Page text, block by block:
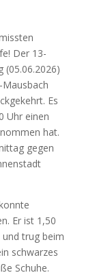
Der 13-
Mausbach
Es
Uhr einen
hat.
gegen
Er ist 1,50
trug beim
schwarzes
Schuhe.